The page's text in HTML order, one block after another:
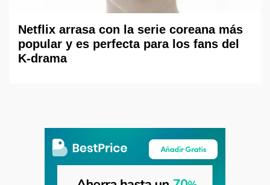
Netflix arrasa con la serie coreana más
popular y es perfecta para los fans del
K-drama